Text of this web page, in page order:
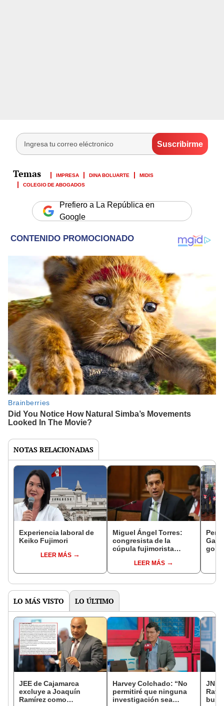
IMPRESA DINA BOLUARTE
MIDIS
COLEGIO DE ABOGADOS
Prefiero a La República en
Google
NOTAS RELACIONADAS
Experiencia laboral de
Keiko Fujimori
LEER MÁS
Miguel Ángel Torres:
congresista de la
cúpula fujimorista
del SenadoLEER MÁS
LO MÁS VISTO LO ÚLTIMO
JEE de Cajamarca
excluye a Joaquín
Ramírez como
Harvey Colchado: “No
permitiré que ninguna
investigación sea
JNE